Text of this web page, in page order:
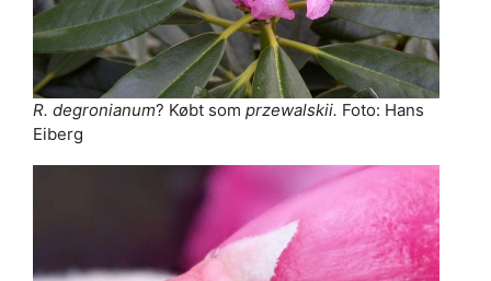
R. degronianum? Købt som przewalskii. Foto: Hans
Eiberg